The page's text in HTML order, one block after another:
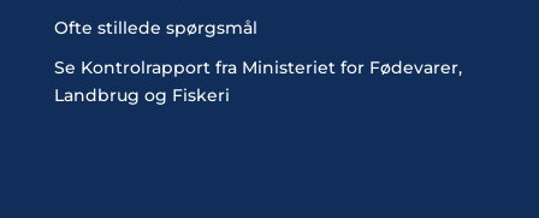
Ofte stillede spørgsmål
Se Kontrolrapport fra Ministeriet for Fødevarer,
Landbrug og Fiskeri